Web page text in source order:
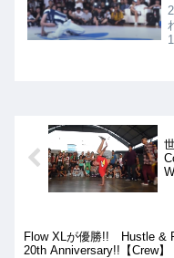
Flow XLが優勝!! Hustle &
20th Anniversary!!【Crew】